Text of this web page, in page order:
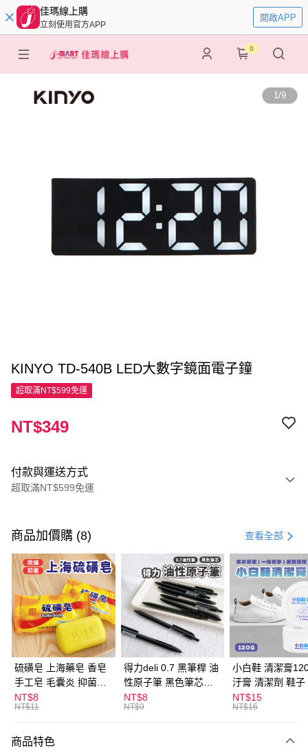
佳瑪線上購
立刻使用官方APP
開啟APP
0
1/9
KINYO TD-540B LED大數字鏡面電子鐘
超取滿NT$599免運
NT$349
付款與運送方式
超取滿NT$599免運
信用卡一次付款
超商取貨付款
LINE Pay
Apple Pay
街口支付
悠遊付
ATM付款
全家取貨付款
商品加價購 (8) 查看全部
硫磺皂 上海藥皂 香皂
手工皂 毛囊炎 抑菌除
蟎 清潔護膚 去油去痘
寵物皮膚病 狗狗貓咪
NT$8
NT$11
得力deli 0.7 黑筆桿 油
性原子筆 黑色筆芯
S304
NT$8
NT$9
小白鞋 清潔膏
汙膏 清潔劑 鞋子
漬 白皮鞋 鞋油
NT$15
NT$16
商品特色